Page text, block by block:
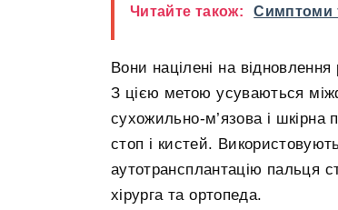
Читайте також: Симптоми
Вони націлені на відновлення
З цією метою усуваються
сухожильно-м’язова і шкірна
стоп і кистей.
аутотрансплантацію пальця
хірурга та ортопеда.